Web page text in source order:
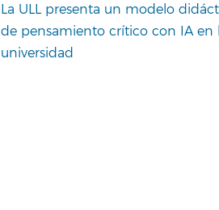
La ULL presenta un modelo
de pensamiento crítico con IA en
universidad